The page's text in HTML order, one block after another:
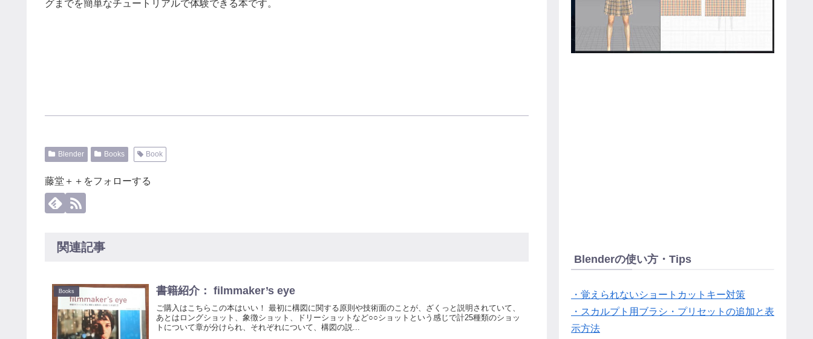
グまでを簡単なチュートリアルで体験できる本です。
Blender Books Book
藤堂＋＋をフォローする
関連記事
Books 書籍紹介： filmmaker’s eye
ご購入はこちらこの本はいい！ 最初に構図に関する原則や技術面のことが、ざくっと説明されていて、
あとはロングショット、象徴ショット、ドリーショットなど○○ショットという感じで計25種類のショッ
トについて章が分けられ、それぞれについて、構図の説...
Blenderの使い方・Tips
・覚えられないショートカットキー対策
・スカルプト用ブラシ・プリセットの追加と表
示方法